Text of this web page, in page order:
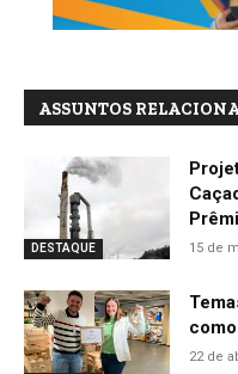
ASSUNTOS
DESTAQUE 15 de
22 de